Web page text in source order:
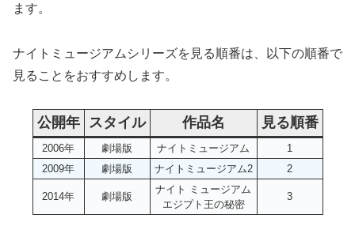
ます。
ナイトミュージアムシリーズを見る順番は、以下の順番で
見ることをおすすめします。
公開年 スタイル 作品名 見る順番
2006年 劇場版 ナイトミュージアム
1
2009年
劇場版 ナイトミュージアム2 2
2014年 劇場版
ナイト ミュージアム
エジプト王の秘密
3